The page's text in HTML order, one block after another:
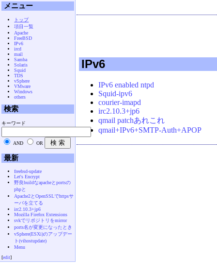
IPv6
IPv6 enabled ntpd
Squid-ipv6
courier-imapd
irc2.10.3+jp6
qmail patchあれこれ
qmail+IPv6+SMTP-Auth+APOP
メニュー
トップ
項目一覧
Apache
FreeBSD
IPv6
ircd
mail
Samba
Solaris
Squid
TDS
vSphere
VMware
Windows
others
検索
キーワード
AND OR
最新
freebsd-update
Let's Encrypt
野良buildなapacheとportsの
phpと
Apache2とOpenSSLでhttpsサ
ーバを立てる
irc2.10.3+jp6
Mozilla Firefox Extensions
svkでリポジトリをmirror
ports名が変更になったとき
vSphere(ESXi)のアップデー
ト(vihostupdate)
Menu
[edit]